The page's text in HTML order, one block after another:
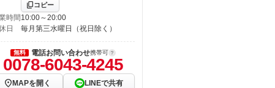
コピー
時間 10:00～20:00
日
毎月第三水曜日（祝日除く）
無料 電話お問い合わせ携帯可
0078-6043-4245
MAPを開く
LINEで共有